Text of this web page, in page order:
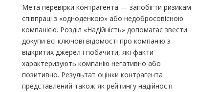
Мета перевірки контрагента — запобігти ризикам
співпраці з «одноденкою» або недобросовісною
компанією. Розділ «Надійність» допомагає звести
докупи всі ключові відомості про компанію з
відкритих джерел і побачити, які факти
характеризують компанію негативно або
позитивно. Результат оцінки контрагента
представлений також як рейтингу надійності